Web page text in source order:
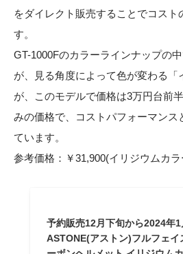
をダイレクト販売することでコス
す。
GT-1000Fのカラーラインナップの
が、見る角度によって色が変わる「
が、このモデルで価格は3万円台前
みの価格で、コストパフォーマンス
ています。
参考価格：￥31,900(イリジウムカラ
予約販売12月下旬から2024年
ASTONE(アストン)フルフェ